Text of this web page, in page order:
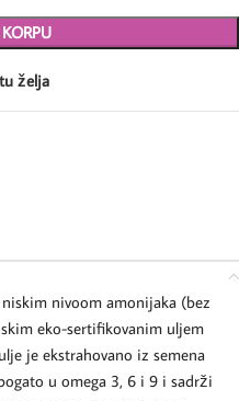
želja
nivoom amonijaka (bez
eko-sertifikovanim uljem
je ekstrahovano iz semena
u omega 3, 6 i 9 i sadrži